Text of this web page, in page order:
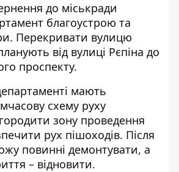
до міськради
благоустрою та
Перекривати вулицю
від вулиці Рєпіна до
проспекту.
мають
схему руху
зону проведення
рух пішоходів. Після
повинні демонтувати, а
– відновити.